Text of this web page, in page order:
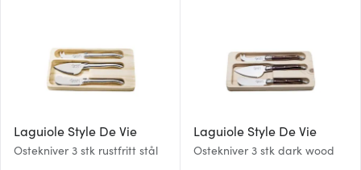
eller som de har samlet inn gjennom din bruk av
tjenestene deres.
Laguiole Style De Vie
Ostekniver 3 stk rustfritt stål
Laguiole Style De Vie
Ostekniver 3 stk dark wood